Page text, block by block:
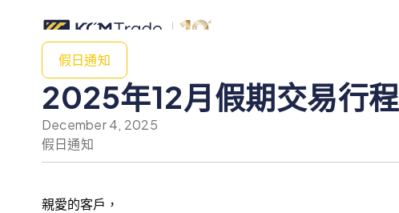
假日通知
2025年12月假期交易行程
December 4, 2025
假日通知
親愛的客戶，